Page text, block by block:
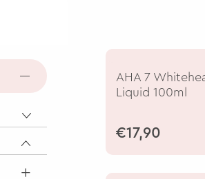
AHA 7
Liquid 100ml
€17,90